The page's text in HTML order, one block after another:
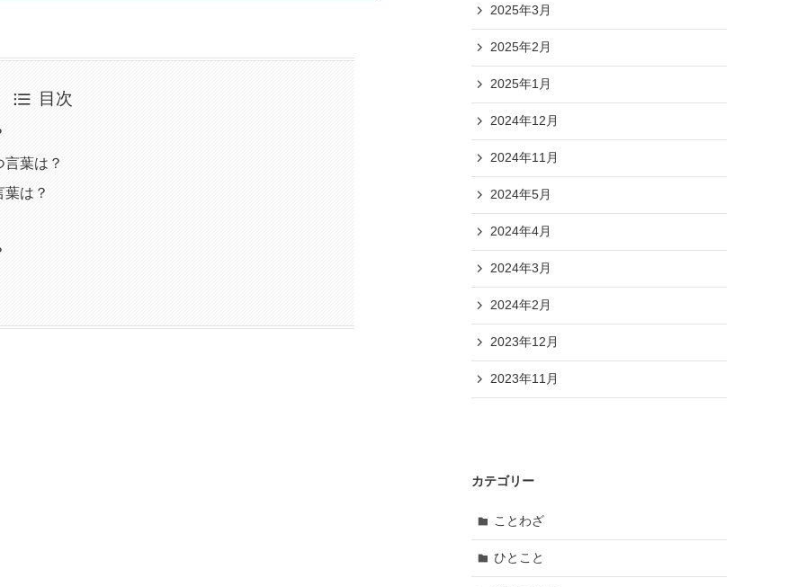
目次
葉は？
は？
2025年3月
2025年2月
2025年1月
2024年12月
2024年11月
2024年5月
2024年4月
2024年3月
2024年2月
2023年12月
2023年11月
カテゴリー
ことわざ
ひとこと